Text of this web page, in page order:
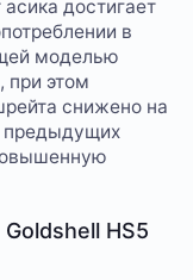
достигает
в
моделью
при этом
снижено на
предыдущих
HS5